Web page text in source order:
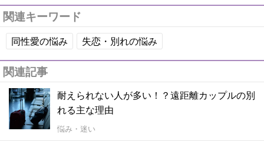
関連キーワード
同性愛の悩み 失恋・別れの悩み
関連記事
耐えられない人が多い！？遠距離カップルの別
れる主な理由
悩み・迷い